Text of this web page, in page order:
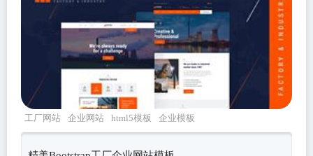
工厂网站 企业网站 html5模板
企业模板
bootstrap